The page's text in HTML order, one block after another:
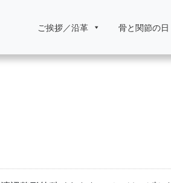
ご挨拶／沿革 骨と関節の日